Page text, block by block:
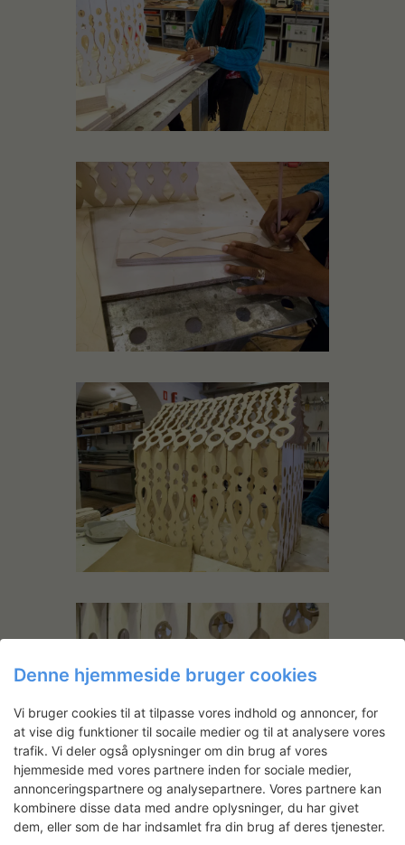
Denne hjemmeside bruger cookies
Vi bruger cookies til at tilpasse vores indhold og annoncer, for
at vise dig funktioner til socaile medier og til at analysere vores
trafik. Vi deler også oplysninger om din brug af vores
hjemmeside med vores partnere inden for sociale medier,
annonceringspartnere og analysepartnere. Vores partnere kan
kombinere disse data med andre oplysninger, du har givet
dem, eller som de har indsamlet fra din brug af deres tjenester.